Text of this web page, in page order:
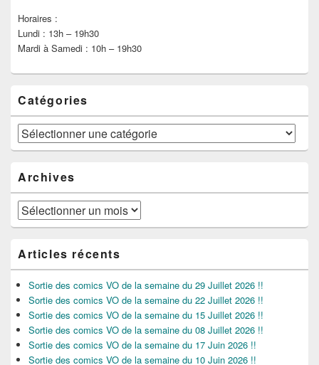
Horaires :
Lundi : 13h – 19h30
Mardi à Samedi : 10h – 19h30
Catégories
Catégories
Archives
Archives
Articles récents
Sortie des comics VO de la semaine du 29 Juillet 2026 !!
Sortie des comics VO de la semaine du 22 Juillet 2026 !!
Sortie des comics VO de la semaine du 15 Juillet 2026 !!
Sortie des comics VO de la semaine du 08 Juillet 2026 !!
Sortie des comics VO de la semaine du 17 Juin 2026 !!
Sortie des comics VO de la semaine du 10 Juin 2026 !!